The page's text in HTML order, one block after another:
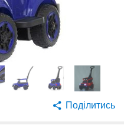
Поділитись